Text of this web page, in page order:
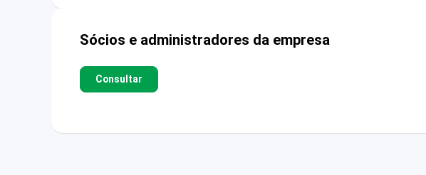
Sócios e administradores da empresa
Consultar